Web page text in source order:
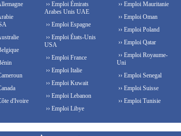
d'Ivoire
›› Emploi Émirats
Arabes Unis UAE
›› Emploi Espagne
›› Emploi États-Unis
USA
›› Emploi France
›› Emploi Italie
›› Emploi Kuwait
›› Emploi Lebanon
›› Emploi Libye
›› Emploi Mauritanie
›› Emploi Oman
›› Emploi Poland
›› Emploi Qatar
›› Emploi Royaume-
Uni
›› Emploi Senegal
›› Emploi Suisse
›› Emploi Tunisie